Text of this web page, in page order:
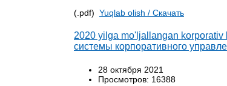
(.pdf) Yuqlab olish / Cкачать
2020 yilga mo'ljallangan korporativ
системы корпоративного
28 октября 2021
Просмотров: 16388